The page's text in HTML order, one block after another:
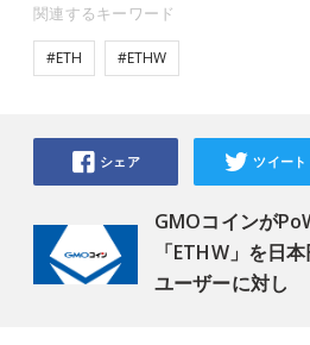
関連するキーワード
#ETH #ETHW
GMOコインが
「ETHW」を日
ユーザーに対し
シェア ツイート